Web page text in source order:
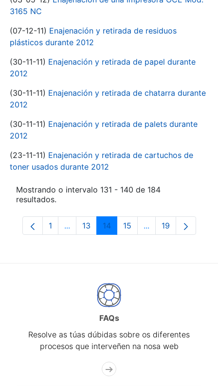
3165 NC
(07-12-11) Enajenación y retirada de residuos
plásticos durante 2012
(30-11-11) Enajenación y retirada de papel durante
2012
(30-11-11) Enajenación y retirada de chatarra durante
2012
(30-11-11) Enajenación y retirada de palets durante
2012
(23-11-11) Enajenación y retirada de cartuchos de
toner usados durante 2012
Mostrando o intervalo 131 - 140 de 184
resultados.
Páxina
1 ...Páxinas intermedias Use pestaña para
Páxina
13 Páxina
14 Páxina
15 ...PáxinasPáxina
19
FAQs
Resolve as túas dúbidas sobre os diferentes
procesos que interveñen na nosa web